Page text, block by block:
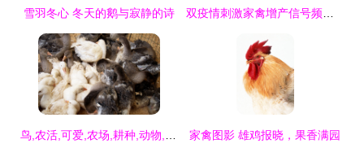
雪羽冬心 冬天的鹅与寂静的诗
家禽图影 雄鸡报晓，果香满园